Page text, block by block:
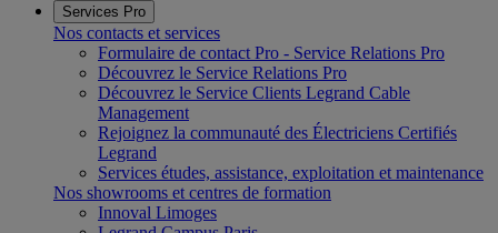
Services Pro
Nos contacts et services
Formulaire de contact Pro - Service Relations Pro
Découvrez le Service Relations Pro
Découvrez le Service Clients Legrand Cable
Management
Rejoignez la communauté des Électriciens Certifiés
Legrand
Services études, assistance, exploitation et maintenance
Nos showrooms et centres de formation
Innoval Limoges